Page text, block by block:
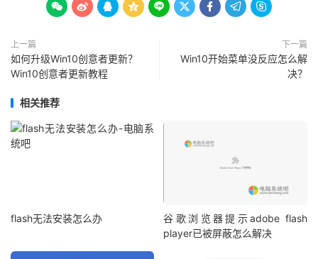
        
上一篇
如何升级Win10创意者更新？
Win10创意者更新教程
下一篇
Win10开始菜单没反应怎么解
决？
相关推荐
flash无法安装怎么办
谷歌浏览器提示adobe flash
player已被屏蔽怎么解决